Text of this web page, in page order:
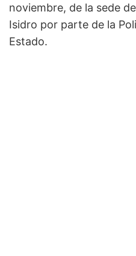
noviembre, de la sede
Isidro por parte de la
Estado.